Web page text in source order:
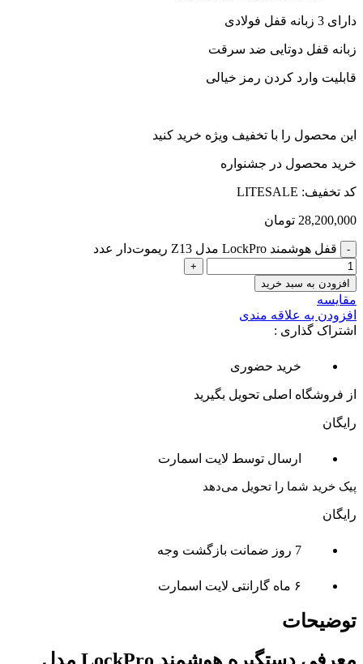
دارای 3 زبانه قفل فولادی
زبانه قفل دوتایی ضد سرقت
قابلیت وارد کردن رمز خیالی
این محصول را با تخفیف ویژه خرید کنید
خرید محصول در جشنواره
کد تخفیف: LITESALE
28,200,000 تومان
قفل هوشمند LockPro مدل Z13 ریموت‌دار عدد
افزودن به سبد خرید
مقایسه
افزودن به علاقه مندی
اشتراک گذاری :
خرید حضوری
از فروشگاه اصلی تحویل بگیرید
رایگان
ارسال توسط لایت اسمارت
پیک خرید شما را تحویل می‌دهد
رایگان
7 روز ضمانت بازگشت وجه
۶ ماه گارانتی لایت اسمارت
توضیحات
معرفی دستگیره هوشمند LockPro مدل